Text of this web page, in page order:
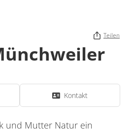
Teilen
Kontakt
und Mutter Natur ein